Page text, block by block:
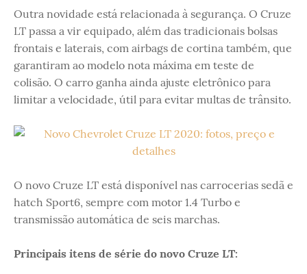
Outra novidade está relacionada à segurança. O Cruze
LT passa a vir equipado, além das tradicionais bolsas
frontais e laterais, com airbags de cortina também, que
garantiram ao modelo nota máxima em teste de
colisão. O carro ganha ainda ajuste eletrônico para
limitar a velocidade, útil para evitar multas de trânsito.
O novo Cruze LT está disponível nas carrocerias sedã e
hatch Sport6, sempre com motor 1.4 Turbo e
transmissão automática de seis marchas.
Principais itens de série do novo Cruze LT: